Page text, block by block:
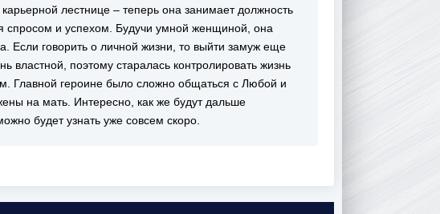
лестнице – теперь она занимает должность
спросом и успехом. Будучи умной женщиной, она
Если говорить о личной жизни, то выйти замуж еще
властной, поэтому старалась контролировать жизнь
Главной героине было сложно общаться с Любой и
на мать. Интересно, как же будут дальше
будет узнать уже совсем скоро.